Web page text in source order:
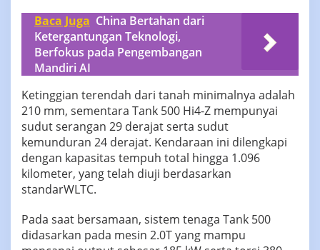
Baca Juga China Bertahan dari
Ketergantungan Teknologi,
Berfokus pada Pengembangan
Mandiri AI
Ketinggian terendah dari tanah minimalnya adalah
210 mm, sementara Tank 500 Hi4-Z mempunyai
sudut serangan 29 derajat serta sudut
kemunduran 24 derajat. Kendaraan ini dilengkapi
dengan kapasitas tempuh total hingga 1.096
kilometer, yang telah diuji berdasarkan
standarWLTC.
Pada saat bersamaan, sistem tenaga Tank 500
didasarkan pada mesin 2.0T yang mampu